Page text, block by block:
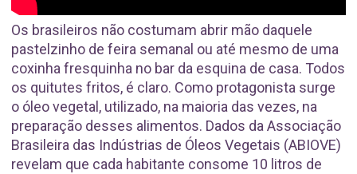
Os brasileiros não costumam abrir mão daquele
pastelzinho de feira semanal ou até mesmo de uma
coxinha fresquinha no bar da esquina de casa. Todos
os quitutes fritos, é claro. Como protagonista surge
o óleo vegetal, utilizado, na maioria das vezes, na
preparação desses alimentos. Dados da Associação
Brasileira das Indústrias de Óleos Vegetais (ABIOVE)
revelam que cada habitante consome 10 litros de